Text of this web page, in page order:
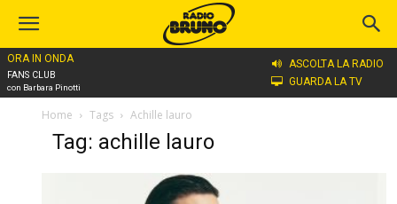
ORA IN ONDA
FANS CLUB
con Barbara Pinotti
ASCOLTA LA RADIO
GUARDA LA TV
Home Tags Achille lauro
Tag: achille lauro